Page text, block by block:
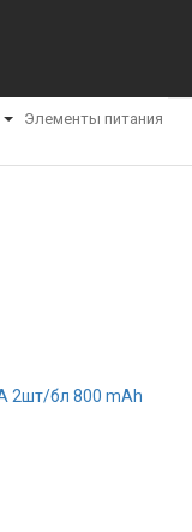
Элементы питания